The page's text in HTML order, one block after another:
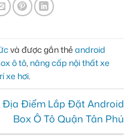
và được gắn thẻ android
ô tô, nâng cấp nội thất xe
xe hơi.
Địa Điểm Lắp Đặt Android
Box Ô Tô Quận Tân Phú